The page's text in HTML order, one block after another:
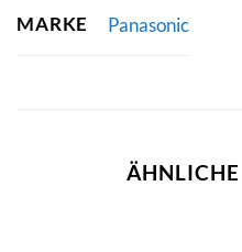
MARKE Panasonic